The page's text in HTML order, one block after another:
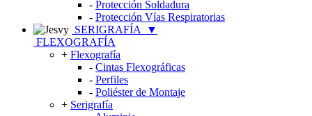
- Protección Soldadura
- Protección Vías Respiratorias
SERIGRAFÍA
▼
FLEXOGRAFÍA
+ Flexografía
- Cintas Flexográficas
- Perfiles
- Poliéster de Montaje
+ Serigrafía